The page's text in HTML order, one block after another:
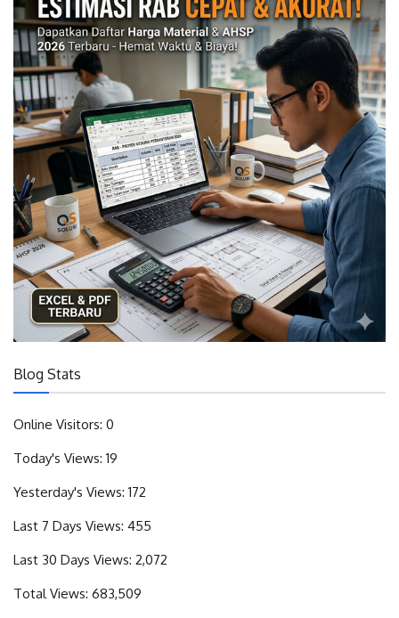
Blog Stats
Online Visitors: 0
Today's Views: 19
Yesterday's Views: 172
Last 7 Days Views: 455
Last 30 Days Views: 2,072
Total Views: 683,509